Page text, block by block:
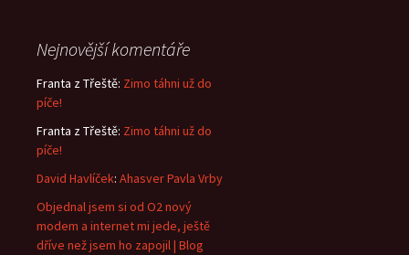
Nejnovější komentáře
Franta z Třeště: Zimo táhni už do
píče!
Franta z Třeště: Zimo táhni už do
píče!
David Havlíček: Ahasver Pavla Vrby
Objednal jsem si od O2 nový
modem a internet mi jede, ještě
dříve než jsem ho zapojil | Blog